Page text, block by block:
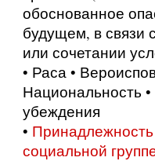
обоснованное
будущем, в связи
или сочетании
• Раса •
Национальность
убеждения
•
социальной